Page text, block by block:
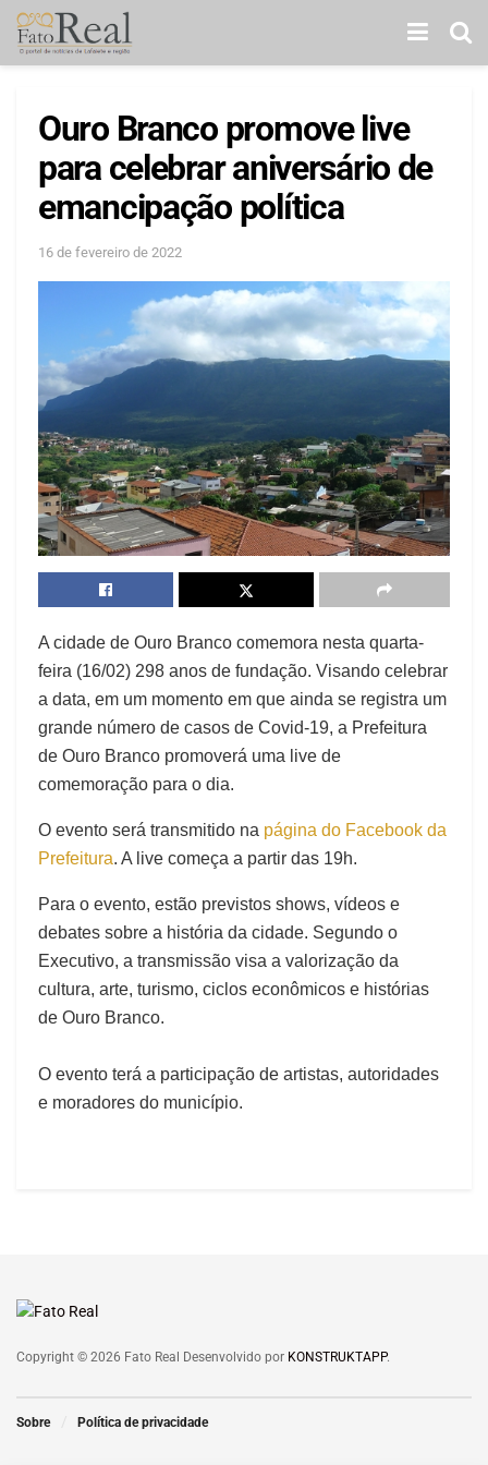
Ouro Branco promove live
para celebrar aniversário de
emancipação política
16 de fevereiro de 2022
A cidade de Ouro Branco comemora nesta quarta-
feira (16/02) 298 anos de fundação. Visando celebrar
a data, em um momento em que ainda se registra um
grande número de casos de Covid-19, a Prefeitura
de Ouro Branco promoverá uma live de
comemoração para o dia.
O evento será transmitido na página do Facebook da
Prefeitura. A live começa a partir das 19h.
Para o evento, estão previstos shows, vídeos e
debates sobre a história da cidade. Segundo o
Executivo, a transmissão visa a valorização da
cultura, arte, turismo, ciclos econômicos e histórias
de Ouro Branco.
O evento terá a participação de artistas, autoridades
e moradores do município.
Copyright © 2026 Fato Real Desenvolvido por KONSTRUKTAPP.
Sobre Política de privacidade